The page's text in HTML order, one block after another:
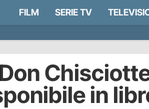
FILM SERIE TV
in